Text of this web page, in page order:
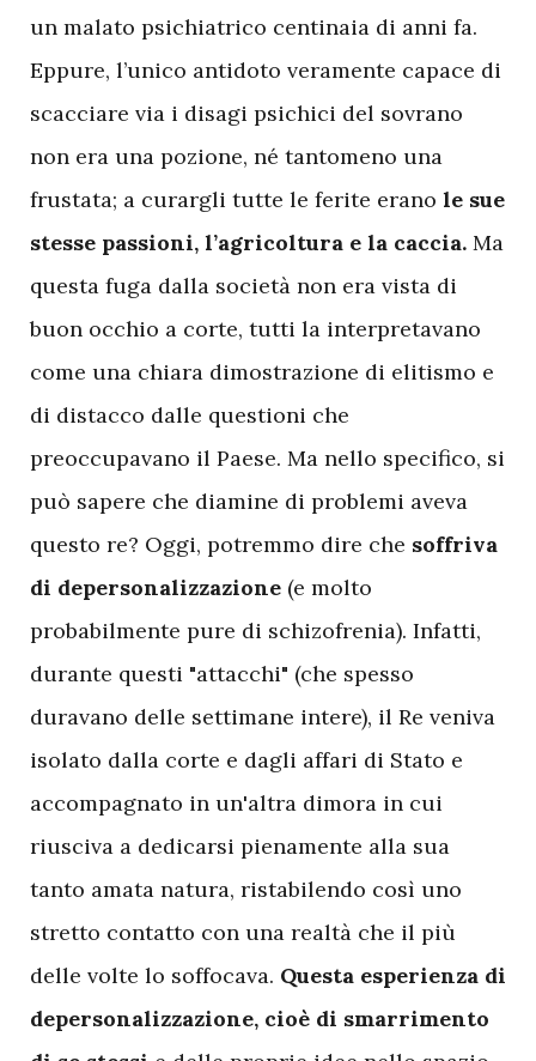
un malato psichiatrico centinaia di anni fa.
Eppure, l’unico antidoto veramente capace di
scacciare via i disagi psichici del sovrano
non era una pozione, né tantomeno una
frustata; a curargli tutte le ferite erano le sue
stesse passioni, l’agricoltura e la caccia. Ma
questa fuga dalla società non era vista di
buon occhio a corte, tutti la interpretavano
come una chiara dimostrazione di elitismo e
di distacco dalle questioni che
preoccupavano il Paese. Ma nello specifico, si
può sapere che diamine di problemi aveva
questo re? Oggi, potremmo dire che soffriva
di depersonalizzazione (e molto
probabilmente pure di schizofrenia). Infatti,
durante questi "attacchi" (che spesso
duravano delle settimane intere), il Re veniva
isolato dalla corte e dagli affari di Stato e
accompagnato in un'altra dimora in cui
riusciva a dedicarsi pienamente alla sua
tanto amata natura, ristabilendo così uno
stretto contatto con una realtà che il più
delle volte lo soffocava. Questa esperienza di
depersonalizzazione, cioè di smarrimento